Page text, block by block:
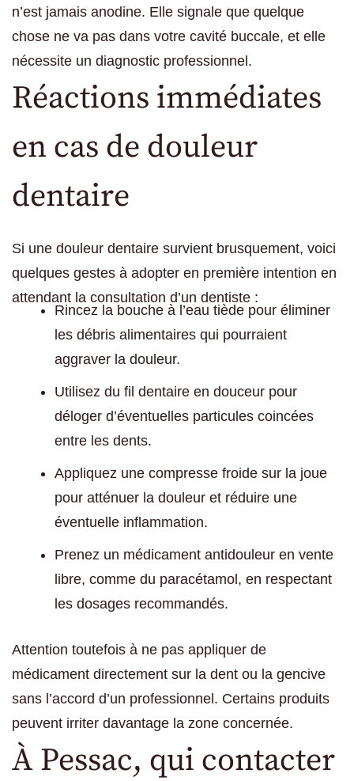
n’est jamais anodine. Elle signale que quelque
chose ne va pas dans votre cavité buccale, et elle
nécessite un diagnostic professionnel.
Réactions immédiates
en cas de douleur
dentaire
Si une douleur dentaire survient brusquement, voici
quelques gestes à adopter en première intention en
attendant la consultation d’un dentiste :
Rincez la bouche à l’eau tiède pour éliminer
les débris alimentaires qui pourraient
aggraver la douleur.
Utilisez du fil dentaire en douceur pour
déloger d’éventuelles particules coincées
entre les dents.
Appliquez une compresse froide sur la joue
pour atténuer la douleur et réduire une
éventuelle inflammation.
Prenez un médicament antidouleur en vente
libre, comme du paracétamol, en respectant
les dosages recommandés.
Attention toutefois à ne pas appliquer de
médicament directement sur la dent ou la gencive
sans l’accord d’un professionnel. Certains produits
peuvent irriter davantage la zone concernée.
À Pessac, qui contacter